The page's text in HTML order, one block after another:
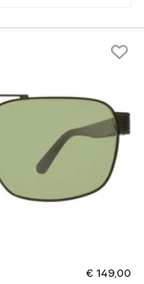
€ 149,00